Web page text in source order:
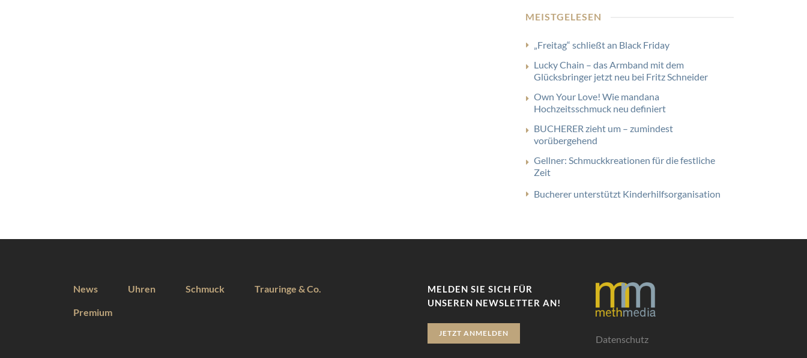
MEISTGELESEN
„Freitag“ schließt an Black Friday
Lucky Chain – das Armband mit dem
Glücksbringer jetzt neu bei Fritz Schneider
Own Your Love! Wie mandana
Hochzeitsschmuck neu definiert
BUCHERER zieht um – zumindest
vorübergehend
Gellner: Schmuckkreationen für die festliche
Zeit
Bucherer unterstützt Kinderhilfsorganisation
News Uhren Schmuck Trauringe & Co.
Premium
MELDEN SIE SICH FÜR
UNSEREN NEWSLETTER AN!
JETZT ANMELDEN
Datenschutz